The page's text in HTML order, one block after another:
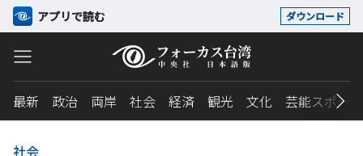
アプリで読む ダウンロード
最新 政治 両岸 社会 経済 観光 文化 芸能スポーツ
社会